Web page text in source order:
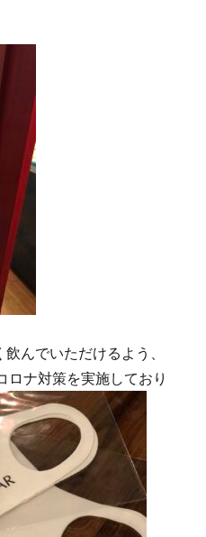
んでいただけるよう、
ロナ対策を実施しており